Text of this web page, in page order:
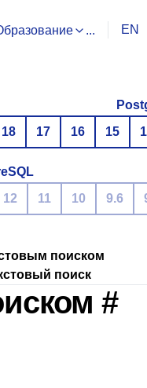
... EN
18
17 16 15
12 11 10 9.6
поиском
поиск
#